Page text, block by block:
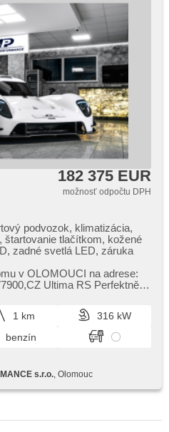
182 375 EUR
možnosť odpočtu DPH
podvozok, klimatizácia,
štartovanie tlačítkom, kožené
zadné svetlá LED, záruka
v OLOMOUCI na adrese:
Perfektně
1 km
316 kW
benzín
s.r.o., Olomouc